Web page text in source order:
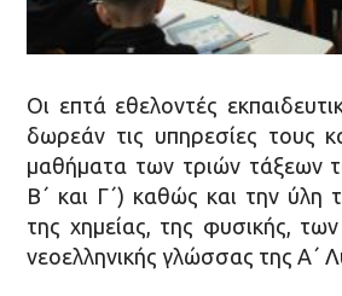
Οι επτά εθελοντές
δωρεάν τις υπηρεσίες τους
μαθήματα των τριών τάξεων
Β΄ και Γ΄) καθώς και την ύλη
της χημείας, της φυσικής,
νεοελληνικής γλώσσας της Α΄